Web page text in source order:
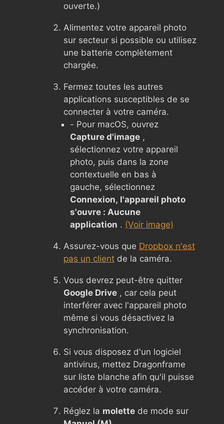
ouverte.)
Alimentez votre appareil photo
sur secteur si possible ou utilisez
une batterie complètement
chargée.
Fermez toutes les autres
applications susceptibles de se
connecter à votre caméra.
- Pour macOS, ouvrez
Capture d'image ,
sélectionnez votre appareil
photo, puis dans la zone
contextuelle en bas à
gauche, sélectionnez
Connexion, l'appareil photo
s'ouvre : Aucune
application . (Voir image)
Assurez-vous que Dropbox n'est
pas un client de la caméra.
Vous devrez peut-être quitter
Google Drive , car cela peut
interférer avec l'appareil photo
même si vous désactivez la
synchronisation.
Si vous disposez d'un logiciel
antivirus, mettez Dragonframe
sur liste blanche afin qu'il puisse
accéder à votre caméra.
Réglez la molette de mode sur